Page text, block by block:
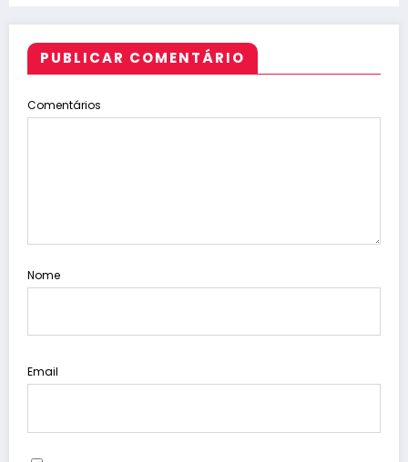
PUBLICAR COMENTÁRIO
Comentários
Nome
Email